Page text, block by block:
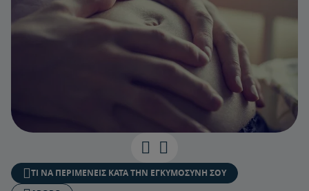
ΤΙ ΝΑ ΠΕΡΙΜΈΝΕΙΣ ΚΑΤΆ ΤΗΝ ΕΓΚΥΜΟΣΎΝΗ ΣΟΥ